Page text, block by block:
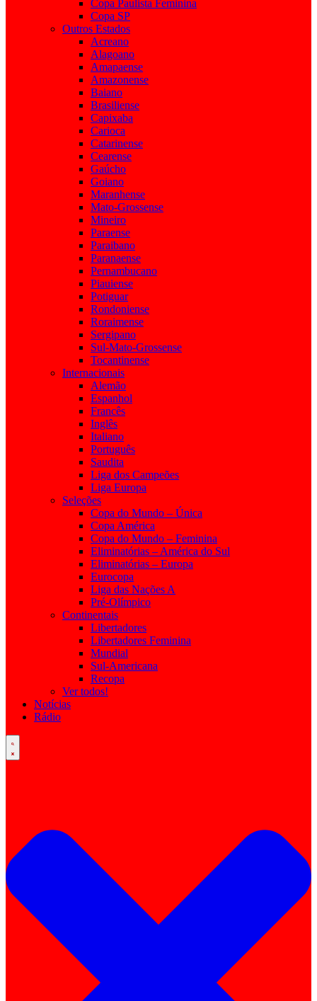
Copa Paulista Feminina
Copa SP
Outros Estados
Acreano
Alagoano
Amapaense
Amazonense
Baiano
Brasiliense
Capixaba
Carioca
Catarinense
Cearense
Gaúcho
Goiano
Maranhense
Mato-Grossense
Mineiro
Paraense
Paraibano
Paranaense
Pernambucano
Piauiense
Potiguar
Rondoniense
Roraimense
Sergipano
Sul-Mato-Grossense
Tocantinense
Internacionais
Alemão
Espanhol
Francês
Inglês
Italiano
Português
Saudita
Liga dos Campeões
Liga Europa
Seleções
Copa do Mundo – Única
Copa América
Copa do Mundo – Feminina
Eliminatórias – América do Sul
Eliminatórias – Europa
Eurocopa
Liga das Nações A
Pré-Olímpico
Continentais
Libertadores
Libertadores Feminina
Mundial
Sul-Americana
Recopa
Ver todos!
Notícias
Rádio